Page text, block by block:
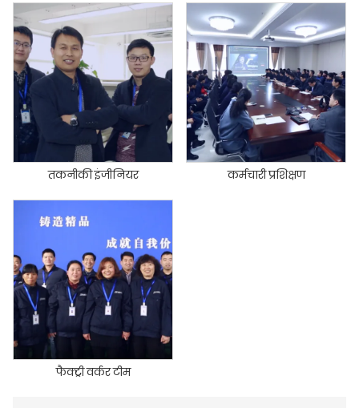
तकनीकी इंजीनियर कर्मचारी प्रशिक्षण
फैक्ट्री वर्कर टीम